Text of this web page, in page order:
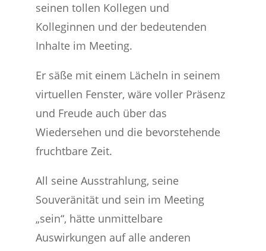
seinen tollen Kollegen und
Kolleginnen und der bedeutenden
Inhalte im Meeting.
Er säße mit einem Lächeln in seinem
virtuellen Fenster, wäre voller Präsenz
und Freude auch über das
Wiedersehen und die bevorstehende
fruchtbare Zeit.
All seine Ausstrahlung, seine
Souveränität und sein im Meeting
„sein“, hätte unmittelbare
Auswirkungen auf alle anderen